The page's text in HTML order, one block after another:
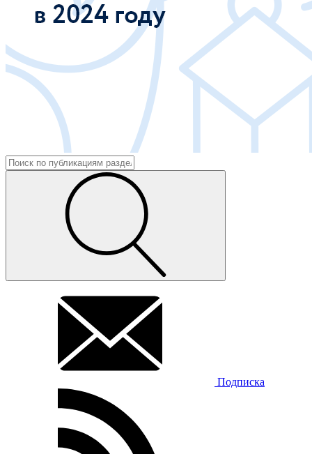
Подписка